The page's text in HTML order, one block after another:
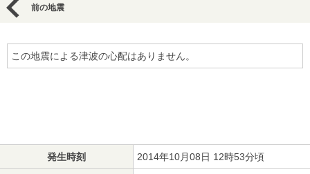
前の地震
この地震による津波の心配はありません。
発生時刻 2014年10月08日 12時53分頃